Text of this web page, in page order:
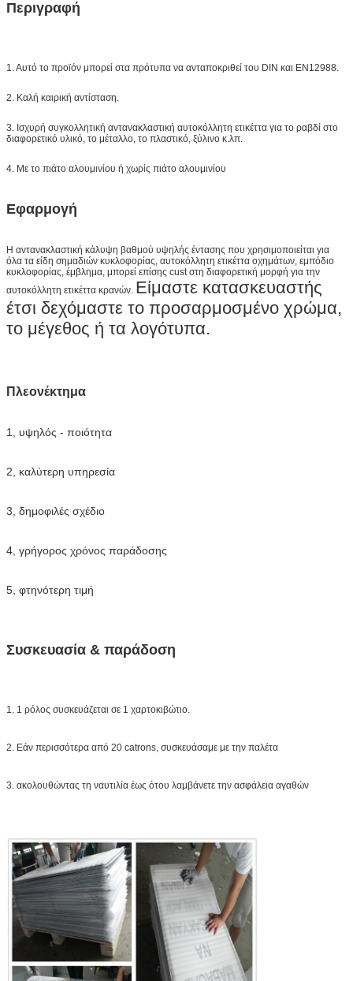
Περιγραφή
1. Αυτό το προϊόν μπορεί στα πρότυπα να ανταποκριθεί του DIN και EN12988.
2. Καλή καιρική αντίσταση.
3. Ισχυρή συγκολλητική αντανακλαστική αυτοκόλλητη ετικέττα για το ραβδί στο
διαφορετικό υλικό, το μέταλλο, το πλαστικό, ξύλινο κ.λπ.
4. Με το πιάτο αλουμινίου ή χωρίς πιάτο αλουμινίου
Εφαρμογή
Η αντανακλαστική κάλυψη βαθμού υψηλής έντασης που χρησιμοποιείται για
όλα τα είδη σημαδιών κυκλοφορίας, αυτοκόλλητη ετικέττα οχημάτων, εμπόδιο
κυκλοφορίας, έμβλημα, μπορεί επίσης cust στη διαφορετική μορφή για την
αυτοκόλλητη ετικέττα κρανών. Είμαστε κατασκευαστής
έτσι δεχόμαστε το προσαρμοσμένο χρώμα,
το μέγεθος ή τα λογότυπα.
Πλεονέκτημα
1, υψηλός - ποιότητα
2, καλύτερη υπηρεσία
3, δημοφιλές σχέδιο
4, γρήγορος χρόνος παράδοσης
5, φτηνότερη τιμή
Συσκευασία & παράδοση
1. 1 ρόλος συσκευάζεται σε 1 χαρτοκιβώτιο.
2. Εάν περισσότερα από 20 catrons, συσκευάσαμε με την παλέτα
3. ακολουθώντας τη ναυτιλία έως ότου λαμβάνετε την ασφάλεια αγαθών